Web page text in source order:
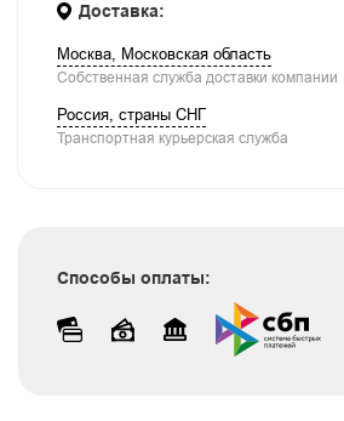
Доставка:
Москва, Московская область
Собственная служба доставки компании
Россия, страны СНГ
Транспортная курьерская служба
Способы оплаты: